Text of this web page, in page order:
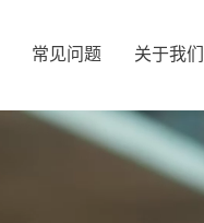
常见问题 关于我们